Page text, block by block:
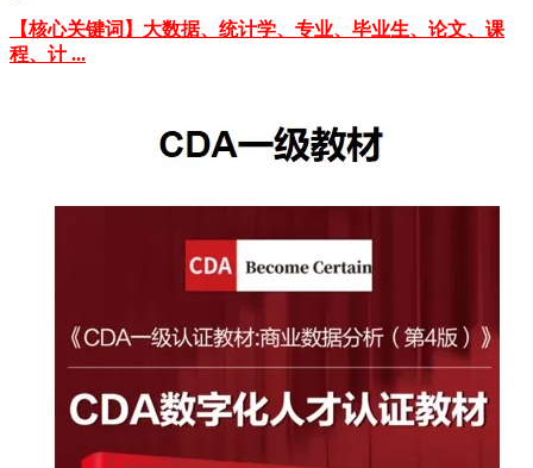
【核心关键词】大数据、统计学、专业、毕业生、论文、课
程、计 ...